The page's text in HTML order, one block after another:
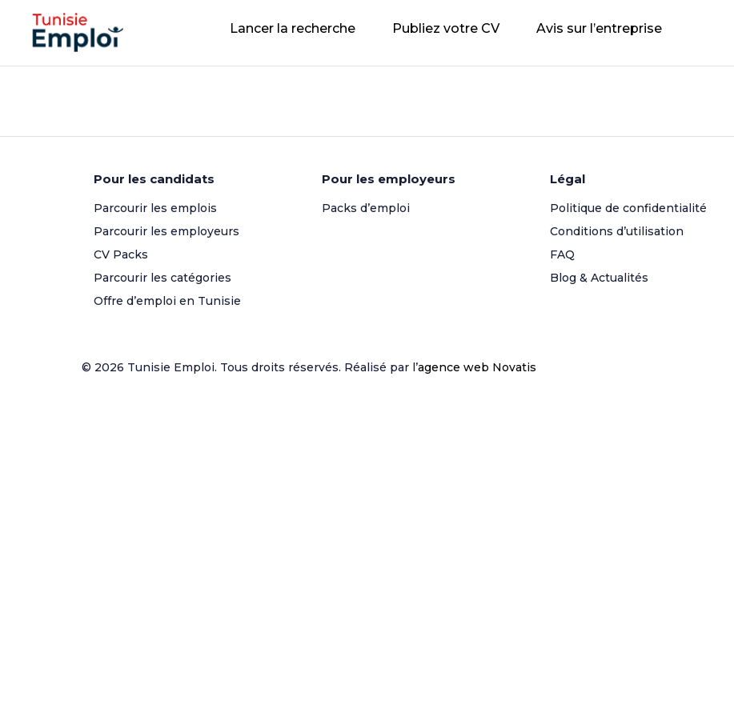
Lancer la recherche Publiez votre CV Avis sur l’entreprise
Pour les candidats
Parcourir les emplois
Parcourir les employeurs
CV Packs
Parcourir les catégories
Offre d’emploi en Tunisie
Pour les employeurs
Packs d’emploi
Légal
Politique de confidentialité
Conditions d’utilisation
FAQ
Blog & Actualités
© 2026 Tunisie Emploi. Tous droits réservés. Réalisé par l’agence web Novatis